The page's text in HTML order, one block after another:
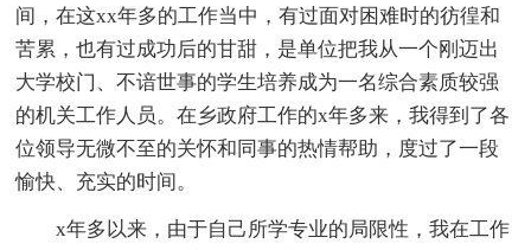
间，在这xx年多的工作当中，有过面对困难时的彷徨和
苦累，也有过成功后的甘甜，是单位把我从一个刚迈出
大学校门、不谙世事的学生培养成为一名综合素质较强
的机关工作人员。在乡政府工作的x年多来，我得到了各
位领导无微不至的关怀和同事的热情帮助，度过了一段
愉快、充实的时间。
x年多以来，由于自己所学专业的局限性，我在工作